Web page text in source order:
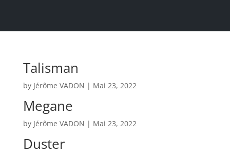
Talisman
by Jérôme VADON | Mai 23, 2022
Megane
by Jérôme VADON | Mai 23, 2022
Duster